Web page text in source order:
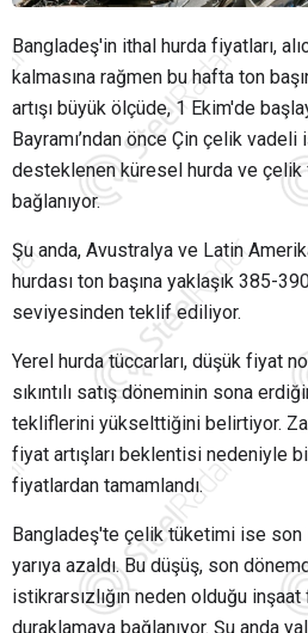
Bangladeş'in ithal hurda fiyatları,
kalmasına rağmen bu hafta ton
artışı büyük ölçüde, 1 Ekim'de
Bayramı’ndan önce Çin çelik
desteklenen küresel hurda ve çelik
bağlanıyor.
Şu anda, Avustralya ve Latin
hurdası ton başına yaklaşık 385-
seviyesinden teklif ediliyor.
Yerel hurda tüccarları, düşük fiyat
sıkıntılı satış döneminin sona
tekliflerini yükselttiğini belirtiyor.
fiyat artışları beklentisi nedeniyle
fiyatlardan tamamlandı.
Bangladeş'te çelik tüketimi ise son
yarıya azaldı. Bu düşüş, son
istikrarsızlığın neden olduğu
duraklamaya bağlanıyor. Şu anda